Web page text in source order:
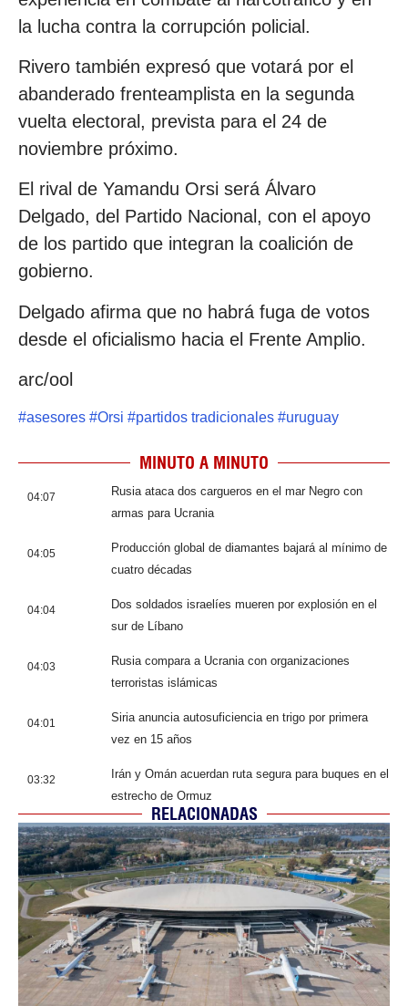
la lucha contra la corrupción policial.
Rivero también expresó que votará por el
abanderado frenteamplista en la segunda
vuelta electoral, prevista para el 24 de
noviembre próximo.
El rival de Yamandu Orsi será Álvaro
Delgado, del Partido Nacional, con el apoyo
de los partido que integran la coalición de
gobierno.
Delgado afirma que no habrá fuga de votos
desde el oficialismo hacia el Frente Amplio.
arc/ool
#asesores #Orsi #partidos tradicionales #uruguay
MINUTO A MINUTO
04:07
Rusia ataca dos cargueros en el mar Negro con
armas para Ucrania
04:05
Producción global de diamantes bajará al mínimo de
cuatro décadas
04:04
Dos soldados israelíes mueren por explosión en el
sur de Líbano
04:03
Rusia compara a Ucrania con organizaciones
terroristas islámicas
04:01
Siria anuncia autosuficiencia en trigo por primera
vez en 15 años
03:32
Irán y Omán acuerdan ruta segura para buques en el
estrecho de Ormuz
RELACIONADAS